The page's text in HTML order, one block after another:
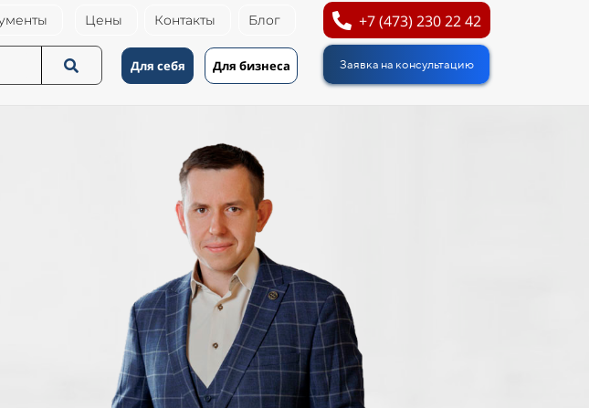
Цены Контакты Блог +7 (473) 230 22 42
Для себя Для бизнеса Заявка на консультацию